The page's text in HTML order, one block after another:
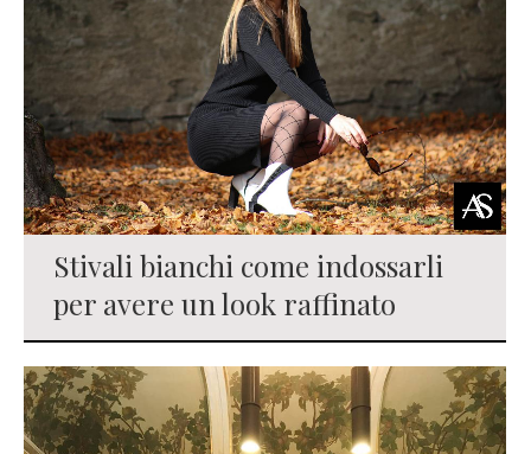
Stivali bianchi come indossarli
per avere un look raffinato